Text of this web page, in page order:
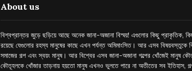
About us
বিশ্বপ্রান্তর জুড়ে ছড়িয়ে আছে অনেক জানা-অজানা বিস্ময়! এগুলোর কিছু প্রাকৃতিক,
রয়েছে যেগুলোর রহস্য মানুষের কাছে এখন পর্যন্ত অমিমাংসিত। আর এসব বিষয়বস্তুকে
সমাজের গল্প এবং স্বয়ং মানুষ। আর বিশ্বের এসব জানা-অজানা গল্পের খোঁজেই মানুষ
কৌতূহলকে খোঁজার তাড়নায় হয়তো মানুষ এখনও ভুলতে পারে না অতীতের সব ইতিহাস,